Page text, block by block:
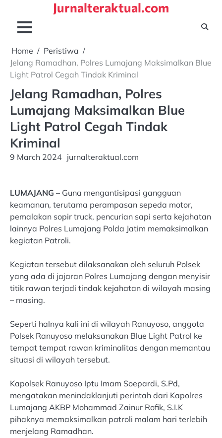
content
Jurnalteraktual.com
Home
Peristiwa
Jelang Ramadhan, Polres Lumajang Maksimalkan Blue
Light Patrol Cegah Tindak Kriminal
Jelang Ramadhan, Polres
Lumajang Maksimalkan Blue
Light Patrol Cegah Tindak
Kriminal
9 March 2024 jurnalteraktual.com
LUMAJANG – Guna mengantisipasi gangguan
keamanan, terutama perampasan sepeda motor,
pemalakan sopir truck, pencurian sapi serta kejahatan
lainnya Polres Lumajang Polda Jatim memaksimalkan
kegiatan Patroli.
Kegiatan tersebut dilaksanakan oleh seluruh Polsek
yang ada di jajaran Polres Lumajang dengan menyisir
titik rawan terjadi tindak kejahatan di wilayah masing
– masing.
Seperti halnya kali ini di wilayah Ranuyoso, anggota
Polsek Ranuyoso melaksanakan Blue Light Patrol ke
tempat tempat rawan kriminalitas dengan memantau
situasi di wilayah tersebut.
Kapolsek Ranuyoso Iptu Imam Soepardi, S.Pd,
mengatakan menindaklanjuti perintah dari Kapolres
Lumajang AKBP Mohammad Zainur Rofik, S.I.K
pihaknya memaksimalkan patroli malam hari terlebih
menjelang Ramadhan.